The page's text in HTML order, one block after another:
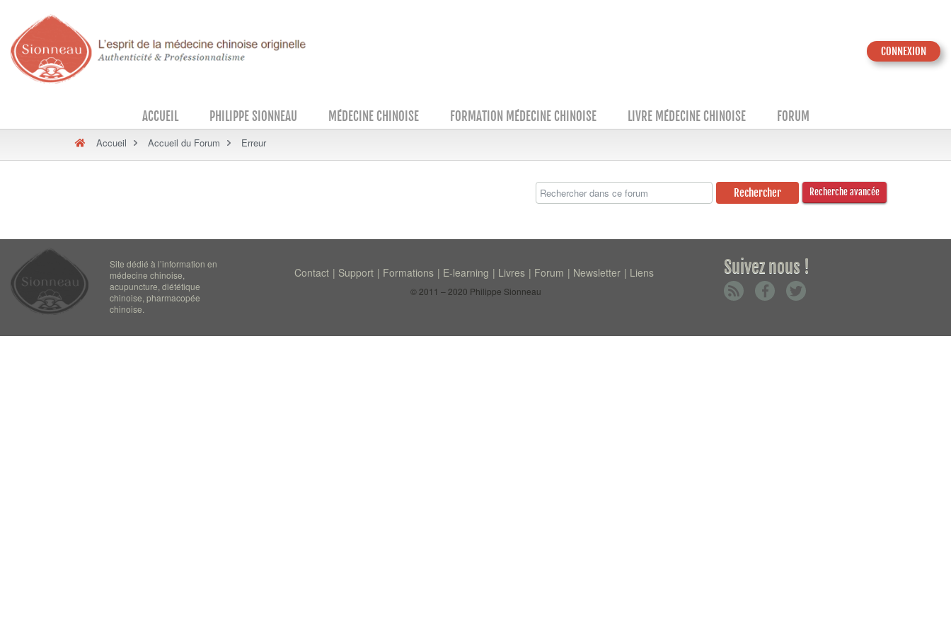
CONNEXION
ACCUEIL PHILIPPE SIONNEAU MÉDECINE CHINOISE FORMATION MÉDECINE CHINOISE LIVRE MÉDECINE CHINOISE FORUM
Accueil Accueil du Forum Erreur
Recherche avancée
Site dédié à l’information en
médecine chinoise,
acupuncture, diététique
chinoise, pharmacopée
chinoise.
Contact Support Formations E-learning Livres Forum Newsletter Liens
© 2011 – 2020 Philippe Sionneau
Suivez nous !